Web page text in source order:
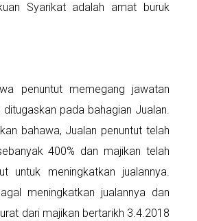
Syarikat adalah amat buruk
penuntut memegang jawatan
ditugaskan pada bahagian Jualan.
bahawa, Jualan penuntut telah
400% dan majikan telah
untuk meningkatkan jualannya.
meningkatkan jualannya dan
dari majikan bertarikh 3.4.2018